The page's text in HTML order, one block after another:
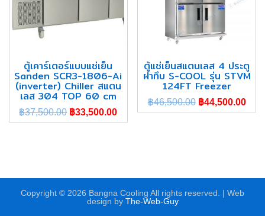
ตู้เคาร์เตอร์แบบแช่เย็น
Sanden SCR3-1806-Ai
(inverter) Chiller สแตน
เลส 304 TOP 60 cm
฿37,500.00 ฿33,500.00
ตู้แช่เย็นสแตนเลส 4 ประตู
ฝาทึบ S-COOL รุ่น STVM
124FT Freezer
฿46,500.00 ฿44,500.00
Copyright © 2026 Bangna Cooling All rights reserved. | Web
design by The-Web-Guy